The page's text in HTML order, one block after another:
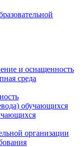
и оснащенность
среда
обучающихся
организации